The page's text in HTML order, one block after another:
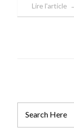
Lire l'article